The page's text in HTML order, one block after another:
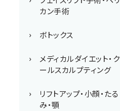
カン手術
ボトックス
メディカルダイエット・ク
ールスカルプティング
リフトアップ・小顔・たる
み・顎